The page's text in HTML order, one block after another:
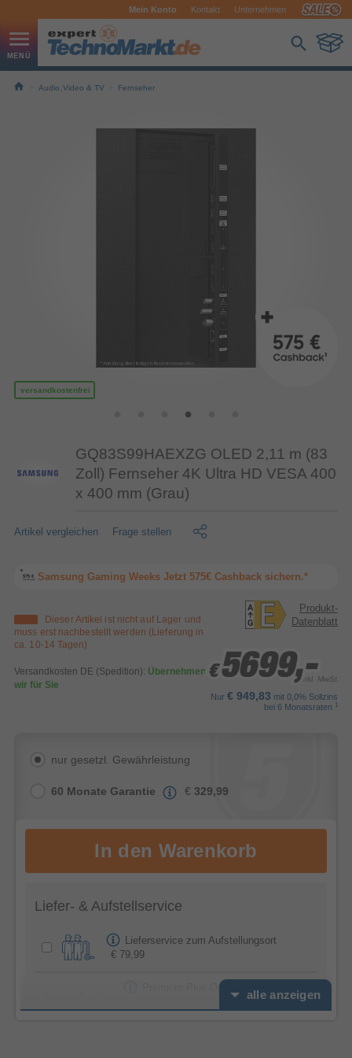
Mein Konto Kontakt Unternehmen
Audio,Video & TV Fernseher
versandkostenfrei
GQ83S99HAEXZG OLED 2,11 m (83
Zoll) Fernseher 4K Ultra HD VESA 400
x 400 mm (Grau)
Artikel vergleichen Frage stellen
Samsung Gaming Weeks Jetzt 575€ Cashback sichern.*
Dieser Artikel ist nicht auf Lager und
muss erst nachbestellt werden (Lieferung in
ca. 10-14 Tagen)
Versandkosten DE (Spedition): Übernehmen
wir für Sie
Produkt-
Datenblatt
€ 5699,-
€ 5699,-
€ 5699,-inkl. MwSt.
Nur € 949,83 mit 0,0% Sollzins
bei 6 Monatsraten 1
nur gesetzl. Gewährleistung
60 Monate Garantie € 329,99
Liefer- & Aufstellservice
Lieferservice zum Aufstellungsort
€ 79,99
Premium Plus Option -
alle anzeigen